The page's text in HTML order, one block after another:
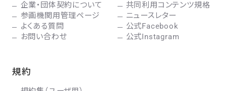
企業・団体契約について
参画機関用管理ページ
よくある質問
お問い合わせ
共同利用コンテンツ規格
ニュースレター
公式Facebook
公式Instagram
規約